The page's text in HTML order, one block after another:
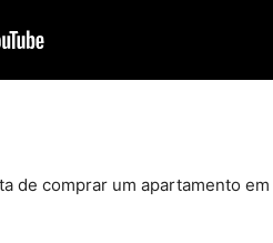
de comprar um apartamento